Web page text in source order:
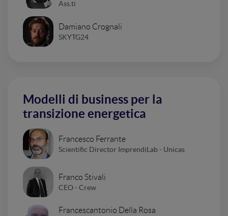
Ass.ti
Damiano Crognali
SKYTG24
Modelli di business per la
transizione energetica
Francesco Ferrante
Scientific Director ImprendiLab - Unicas
Franco Stivali
CEO - Crew
Francescantonio Della Rosa